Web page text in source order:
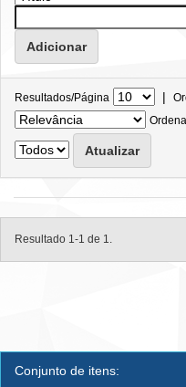
Resultados/Página |
Resultado 1-1 de 1.
Conjunto de itens: